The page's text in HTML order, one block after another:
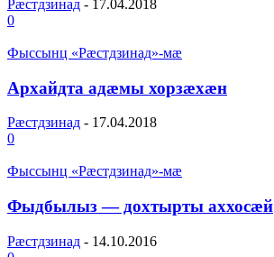
Рæстдзинад - 17.04.2018
0
Фыссынц «Рæстдзинад»-мæ
Архайдта адæмы хорзæхæн
Рæстдзинад - 17.04.2018
0
Фыссынц «Рæстдзинад»-мæ
Фыдбылыз — дохтырты аххосæй
Рæстдзинад - 14.10.2016